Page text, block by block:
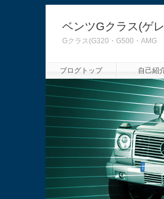
ベンツGクラス(ゲ
Gクラス(G320・G500・AMG
ブログトップ 自己紹